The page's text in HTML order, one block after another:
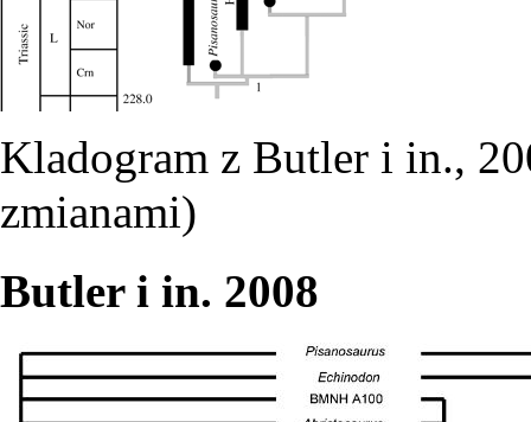
Kladogram z Butler i in.,
zmianami)
Butler i in. 2008